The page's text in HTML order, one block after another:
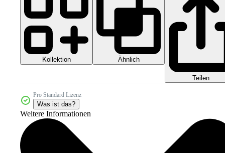
Kollektion Ähnlich
Teilen
Pro Standard Lizenz
Was ist das?
Weitere Informationen